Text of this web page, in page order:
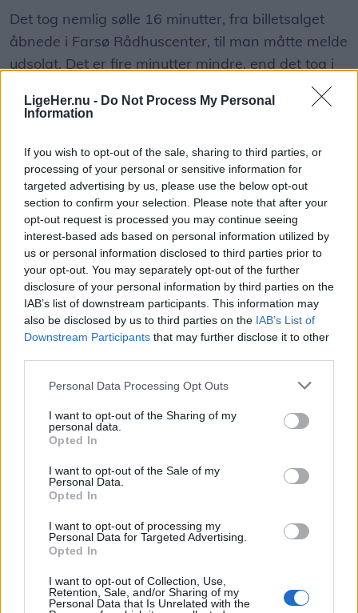
LigeHer.nu - Do Not Process My Personal
Information
If you wish to opt-out of the sale, sharing to third parties, or
processing of your personal or sensitive information for
targeted advertising by us, please use the below opt-out
section to confirm your selection. Please note that after your
opt-out request is processed you may continue seeing
interest-based ads based on personal information utilized by
us or personal information disclosed to third parties prior to
your opt-out. You may separately opt-out of the further
disclosure of your personal information by third parties on the
IAB’s list of downstream participants. This information may
also be disclosed by us to third parties on the IAB’s List of
Downstream Participants that may further disclose it to other
Personal Data Processing Opt Outs
I want to opt-out of the Sharing of my
personal data.
Opted In
I want to opt-out of the Sale of my
Personal Data.
Opted In
I want to opt-out of processing my
Personal Data for Targeted Advertising.
Opted In
I want to opt-out of Collection, Use,
Retention, Sale, and/or Sharing of my
Personal Data that Is Unrelated with the
Det tog nemlig sølle 16 minutter, fra billetsalget
åbnede i Farsø Rådhuscenter, til man måtte melde
udsolgt. Det er fire minutter mindre, end det tog i
men derudover er der i år 420 billetter til salg, og
det er faktisk flere end sidste år.
- Det går altid stærkt, men det er ret vildt. Kvinden,
der stod forrest i køen efter en enkelt billet, havde
stået i kø i over fire timer for at være helt sikker,
siger formanden for festkomiteen, Kris Hansen.
Alt håb er ikke ude. Erfaringsmæssigt bliver nogle
med billet forhindret i at deltage eller fortryder, og
Alle kan i øvrigt komme ind klokken 21, når
grisene er fortæret. Her fortsætter festen nemlig til
tæller de oprindelige Shu-bi-dua- medlemmer
Michael Hardinger og Kim Daugaard.
Efter grisefesten fredag er der lørdag to DJ's på
programmet i festteltet. Den ene er Martin Jensen,
der blandt andet har gjort sig bemærket som
dommer i X-factor gennem to sæsoner og med
Vis mere
Del artikel
Aktuelt
Nordjysk cykelhandler skrev historie
med sin opfindelse
Asbjørn Hansen